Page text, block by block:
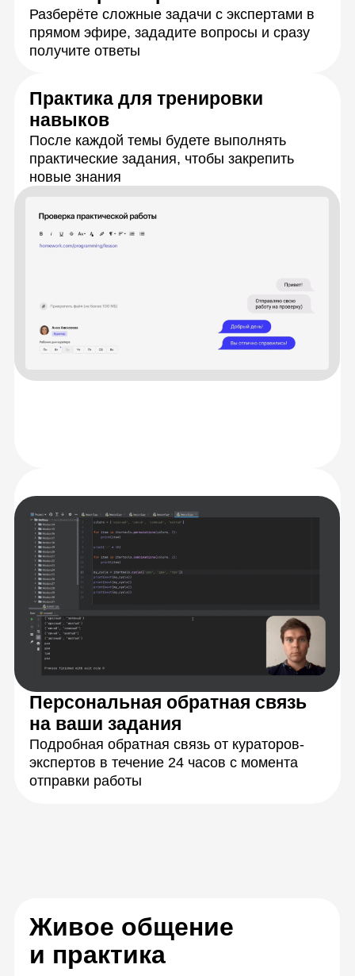
и практика
с экспертами
Каждую тему разберёте с опытными
спикерами на онлайн-занятиях. Сможете
задать любые вопросы и получить
обмениваться идеями с сокурсниками.
Закрепите знания,
работая в группах
Научитесь решать
задачи на практике